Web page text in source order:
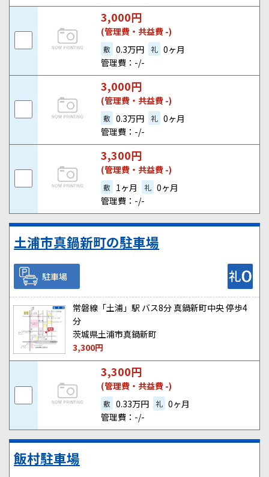
3,000円
(管理費・共益費 -)
敷 0.3万円 礼 0ヶ月
管理費：-/-
3,000円
(管理費・共益費 -)
敷 0.3万円 礼 0ヶ月
管理費：-/-
3,300円
(管理費・共益費 -)
敷 1ヶ月 礼 0ヶ月
管理費：-/-
土浦市真鍋新町の駐車場
駐車場
常磐線「土浦」駅 バス8分 真鍋新町中央 停歩4
分
茨城県土浦市真鍋新町
3,300円
3,300円
(管理費・共益費 -)
敷 0.33万円 礼 0ヶ月
管理費：-/-
飯村駐車場